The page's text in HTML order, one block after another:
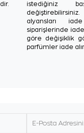
istediğiniz
alyansları
siparişlerinde
göre değişiklik
parfümler iade